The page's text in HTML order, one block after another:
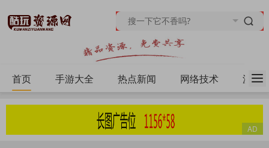
首页 手游大全 热点新闻 网络技术 源码